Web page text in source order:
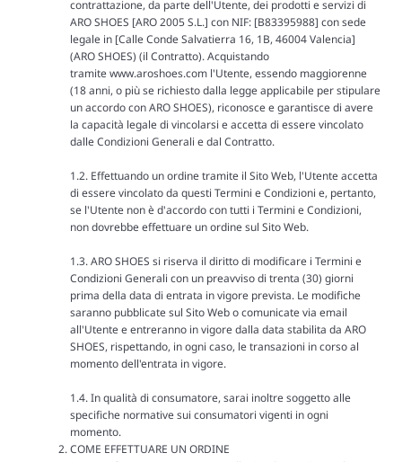
contrattazione, da parte dell'Utente, dei prodotti e servizi di
ARO SHOES [ARO 2005 S.L.] con NIF: [B83395988] con sede
legale in [Calle Conde Salvatierra 16, 1B, 46004 Valencia]
(ARO SHOES) (il Contratto). Acquistando
tramitewww.aroshoes.com l'Utente, essendo maggiorenne
(18 anni, o più se richiesto dalla legge applicabile per stipulare
un accordo con ARO SHOES), riconosce e garantisce di avere
la capacità legale di vincolarsi e accetta di essere vincolato
dalle Condizioni Generali e dal Contratto.
1.2. Effettuando un ordine tramite il Sito Web, l'Utente accetta
di essere vincolato da questi Termini e Condizioni e, pertanto,
se l'Utente non è d'accordo con tutti i Termini e Condizioni,
non dovrebbe effettuare un ordine sul Sito Web.
1.3. ARO SHOES si riserva il diritto di modificare i Termini e
Condizioni Generali con un preavviso di trenta (30) giorni
prima della data di entrata in vigore prevista. Le modifiche
saranno pubblicate sul Sito Web o comunicate via email
all'Utente e entreranno in vigore dalla data stabilita da ARO
SHOES, rispettando, in ogni caso, le transazioni in corso al
momento dell'entrata in vigore.
1.4. In qualità di consumatore, sarai inoltre soggetto alle
specifiche normative sui consumatori vigenti in ogni
momento.
COME EFFETTUARE UN ORDINE